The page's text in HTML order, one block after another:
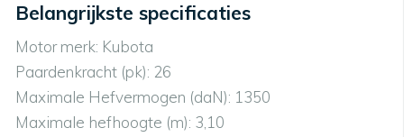
Belangrijkste specificaties
Motor merk: Kubota
Paardenkracht (pk): 26
Maximale Hefvermogen (daN): 1350
Maximale hefhoogte (m): 3,10